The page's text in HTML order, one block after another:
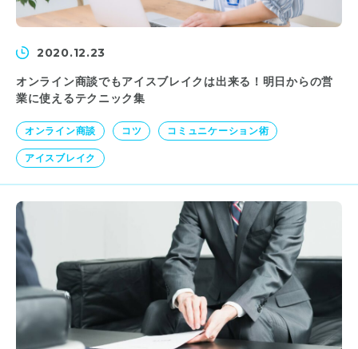
2020.12.23
オンライン商談でもアイスブレイクは出来る！明日からの営
業に使えるテクニック集
オンライン商談 コツ コミュニケーション術
アイスブレイク